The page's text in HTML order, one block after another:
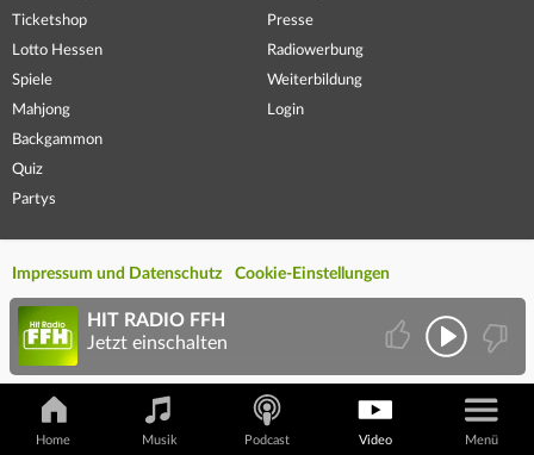
Ticketshop
Lotto Hessen
Spiele
Mahjong
Backgammon
Quiz
Partys
Presse
Radiowerbung
Weiterbildung
Login
Impressum und Datenschutz Cookie-Einstellungen
Home Musik Podcast Video Menü
HIT RADIO FFH
Jetzt einschalten